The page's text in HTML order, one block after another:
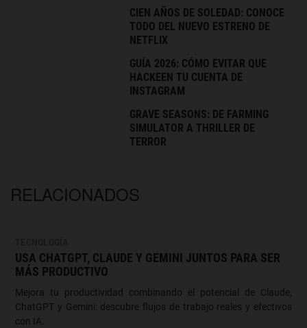
CIEN AÑOS DE SOLEDAD: CONOCE
TODO DEL NUEVO ESTRENO DE
NETFLIX
GUÍA 2026: CÓMO EVITAR QUE
HACKEEN TU CUENTA DE
INSTAGRAM
GRAVE SEASONS: DE FARMING
SIMULATOR A THRILLER DE
TERROR
RELACIONADOS
USA CHATGPT, CLAUDE Y GEMINI JUNTOS PARA SER
MÁS PRODUCTIVO
Mejora tu productividad combinando el potencial de Claude,
ChatGPT y Gemini: descubre flujos de trabajo reales y efectivos
con IA.